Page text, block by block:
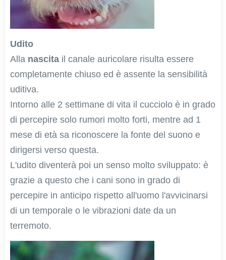
Udito
Alla nascita il canale auricolare risulta essere
completamente chiuso ed è assente la sensibilità
uditiva.
Intorno alle 2 settimane di vita il cucciolo è in grado
di percepire solo rumori molto forti, mentre ad 1
mese di età sa riconoscere la fonte del suono e
dirigersi verso questa.
L'udito diventerà poi un senso molto sviluppato: è
grazie a questo che i cani sono in grado di
percepire in anticipo rispetto all'uomo l'avvicinarsi
di un temporale o le vibrazioni date da un
terremoto.